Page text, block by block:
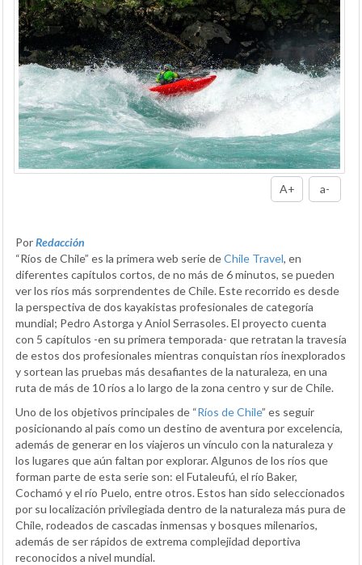
A+ a-
PorRedacción
“Ríos de Chile” es la primera web serie deChile Travel, en
diferentes capítulos cortos, de no más de 6 minutos, se pueden
ver los ríos más sorprendentes de Chile. Este recorrido es desde
la perspectiva de dos kayakistas profesionales de categoría
mundial; Pedro Astorga y Aniol Serrasoles. El proyecto cuenta
con 5 capítulos -en su primera temporada- que retratan la travesía
de estos dos profesionales mientras conquistan ríos inexplorados
y sortean las pruebas más desafiantes de la naturaleza, en una
ruta de más de 10 ríos a lo largo de la zona centro y sur de Chile.
Uno de los objetivos principales de “Ríos de Chile” es seguir
posicionando al país como un destino de aventura por excelencia,
además de generar en los viajeros un vínculo con la naturaleza y
los lugares que aún faltan por explorar. Algunos de los ríos que
forman parte de esta serie son: el Futaleufú, el río Baker,
Cochamó y el río Puelo, entre otros. Estos han sido seleccionados
por su localización privilegiada dentro de la naturaleza más pura de
Chile, rodeados de cascadas inmensas y bosques milenarios,
además de ser rápidos de extrema complejidad deportiva
reconocidos a nivel mundial.